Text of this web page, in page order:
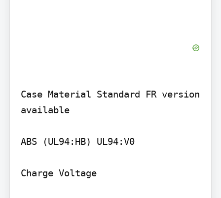
Case Material Standard FR version
available
ABS (UL94:HB) UL94:V0
Charge Voltage